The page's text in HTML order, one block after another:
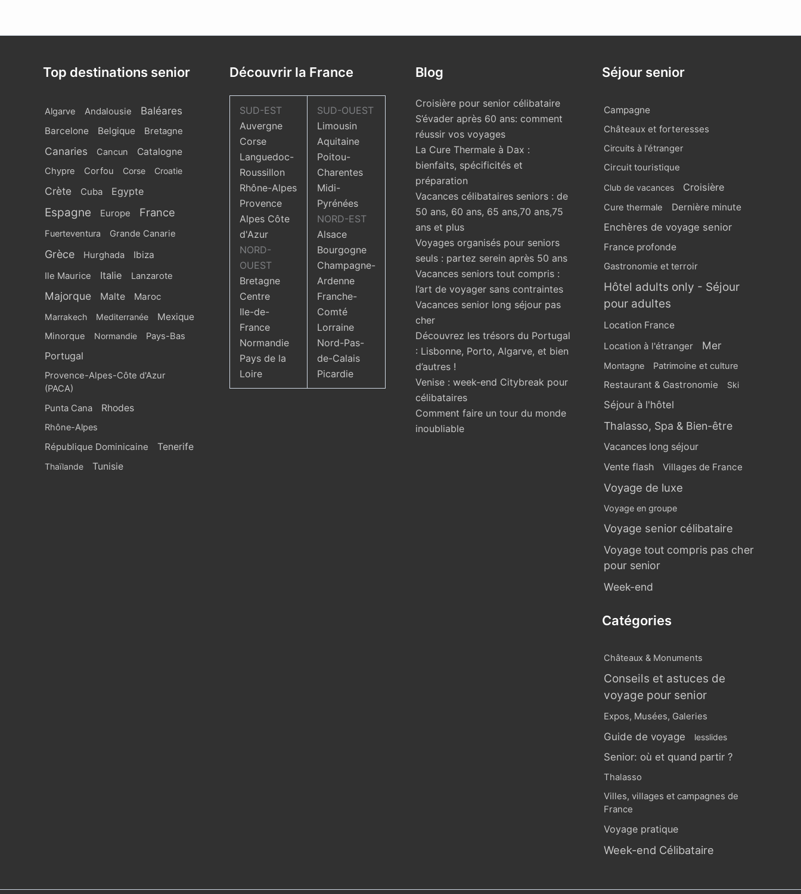
Top destinations senior
Algarve Andalousie Baléares
Barcelone Belgique Bretagne
Canaries Cancun Catalogne
Chypre Corfou Corse Croatie
Crète Cuba Egypte
Espagne Europe France
Fuerteventura Grande Canarie
Grèce Hurghada Ibiza
Ile Maurice Italie Lanzarote
Majorque Malte Maroc
Marrakech Mediterranée Mexique
Minorque Normandie Pays-Bas
Portugal
Provence-Alpes-Côte d'Azur
(PACA)
Punta Cana
Rhodes
Rhône-Alpes
République Dominicaine Tenerife
Thaïlande Tunisie
Découvrir la France
SUD-EST
Auvergne
Corse
Languedoc-
Roussillon
Rhône-Alpes
Provence
Alpes Côte
d'Azur
NORD-
OUEST
Bretagne
Centre
Ile-de-
France
Normandie
Pays de la
Loire
SUD-OUEST
Limousin
Aquitaine
Poitou-
Charentes
Midi-
Pyrénées
NORD-EST
Alsace
Bourgogne
Champagne-
Ardenne
Franche-
Comté
Lorraine
Nord-Pas-
de-Calais
Picardie
Blog
Croisière pour senior célibataire
S’évader après 60 ans: comment
réussir vos voyages
La Cure Thermale à Dax :
bienfaits, spécificités et
préparation
Vacances célibataires seniors : de
50 ans, 60 ans, 65 ans,70 ans,75
ans et plus
Voyages organisés pour seniors
seuls : partez serein après 50 ans
Vacances seniors tout compris :
l’art de voyager sans contraintes
Vacances senior long séjour pas
cher
Découvrez les trésors du Portugal
: Lisbonne, Porto, Algarve, et bien
d’autres !
Venise : week-end Citybreak pour
célibataires
Comment faire un tour du monde
inoubliable
Séjour senior
Campagne
Châteaux et forteresses
Circuits à l'étranger
Circuit touristique
Club de vacances Croisière
Cure thermale Dernière minute
Enchères de voyage senior
France profonde
Gastronomie et terroir
Hôtel adults only - Séjour
pour adultes
Location France
Location à l'étranger
Mer
Montagne Patrimoine et culture
Restaurant & Gastronomie Ski
Séjour à l'hôtel
Thalasso, Spa & Bien-être
Vacances long séjour
Vente flash Villages de France
Voyage de luxe
Voyage en groupe
Voyage senior célibataire
Voyage tout compris pas cher
pour senior
Week-end
Catégories
Châteaux & Monuments
Conseils et astuces de
voyage pour senior
Expos, Musées, Galeries
Guide de voyage lesslides
Senior: où et quand partir ?
Thalasso
Villes, villages et campagnes de
France
Voyage pratique
Week-end Célibataire